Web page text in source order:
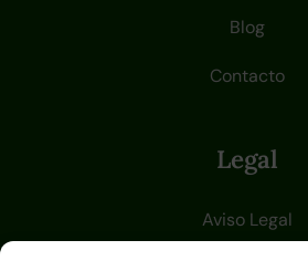
Blog
Contacto
Legal
Aviso Legal